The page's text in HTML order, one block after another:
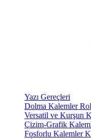
Yazı Gereçleri
Dolma Kalemler
Versatil ve Kurşun
Çizim-Grafik
Fosforlu Kalemler